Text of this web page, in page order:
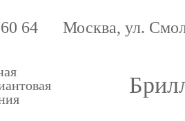
64 Москва, ул.